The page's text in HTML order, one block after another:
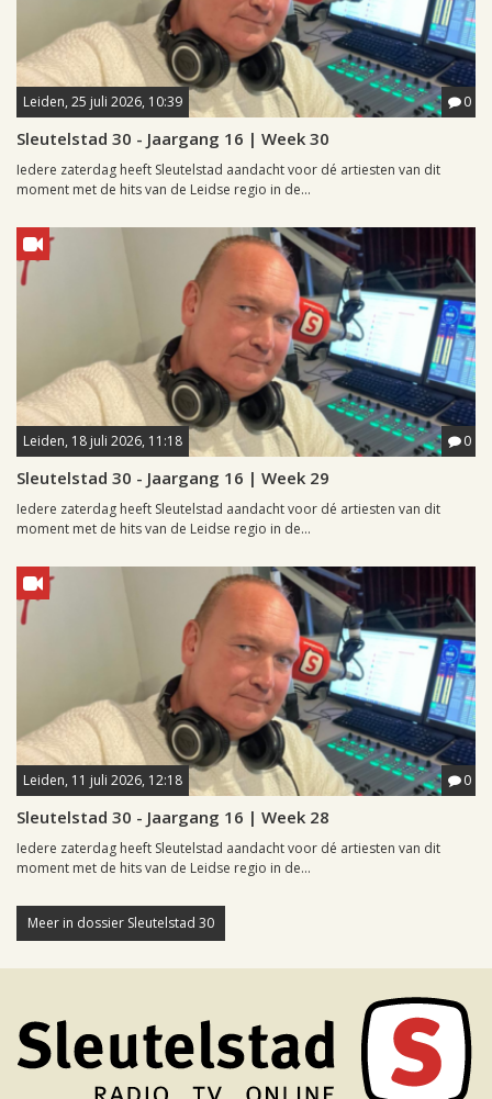
Leiden, 25 juli 2026, 10:39 0
Sleutelstad 30 - Jaargang 16 | Week 30
Iedere zaterdag heeft Sleutelstad aandacht voor dé artiesten van dit
moment met de hits van de Leidse regio in de...
Leiden, 18 juli 2026, 11:18 0
Sleutelstad 30 - Jaargang 16 | Week 29
Iedere zaterdag heeft Sleutelstad aandacht voor dé artiesten van dit
moment met de hits van de Leidse regio in de...
Leiden, 11 juli 2026, 12:18 0
Sleutelstad 30 - Jaargang 16 | Week 28
Iedere zaterdag heeft Sleutelstad aandacht voor dé artiesten van dit
moment met de hits van de Leidse regio in de...
Meer in dossier Sleutelstad 30